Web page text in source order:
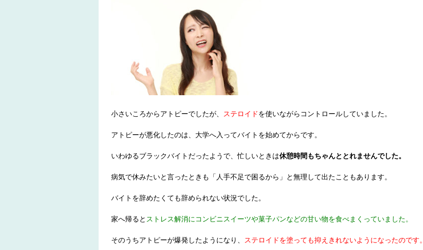
小さいころからアトピーでしたが、 ステロイドを使いながらコントロールしていました。
アトピーが悪化したのは、大学へ入ってバイトを始めてからです。
いわゆるブラックバイトだったようで、忙しいときは休憩時間もちゃんととれませんでした。
病気で休みたいと言ったときも「人手不足で困るから」と無理して出たこともあります。
バイトを辞めたくても辞められない状況でした。
家へ帰ると ストレス解消にコンビニスイーツや菓子パンなどの甘い物を食べまくっていました。
そのうちアトピーが爆発したようになり、 ステロイドを塗っても抑えきれないようになったのです。